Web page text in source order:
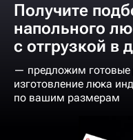
Получите
напольного
с отгрузкой в
— предложим готовые
изготовление люка
по вашим размерам